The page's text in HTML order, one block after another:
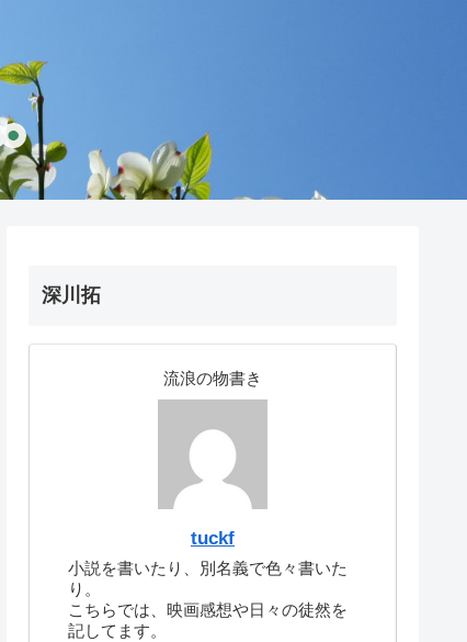
深川拓
流浪の物書き
tuckf
小説を書いたり、別名義で色々書いた
り。
こちらでは、映画感想や日々の徒然を
記してます。